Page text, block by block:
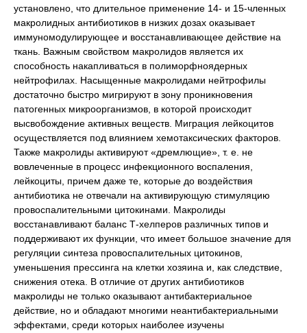
установлено, что длительное применение 14- и 15-членных
макролидных антибиотиков в низких дозах оказывает
иммуномодулирующее и восстанавливающее действие на
ткань. Важным свойством макролидов является их
способность накапливаться в полиморфноядерных
нейтрофилах. Насыщенные макролидами нейтрофилы
достаточно быстро мигрируют в зону проникновения
патогенных микроорганизмов, в которой происходит
высвобождение активных веществ. Миграция лейкоцитов
осуществляется под влиянием хемотаксических факторов.
Также макролиды активируют «дремлющие», т. е. не
вовлеченные в процесс инфекционного воспаления,
лейкоциты, причем даже те, которые до воздействия
антибиотика не отвечали на активирующую стимуляцию
провоспалительными цитокинами. Макролиды
восстанавливают баланс Т-хелперов различных типов и
поддерживают их функции, что имеет большое значение для
регуляции синтеза провоспалительных цитокинов,
уменьшения прессинга на клетки хозяина и, как следствие,
снижения отека. В отличие от других антибиотиков
макролиды не только оказывают антибактериальное
действие, но и обладают многими неантибактериальными
эффектами, среди которых наиболее изучены